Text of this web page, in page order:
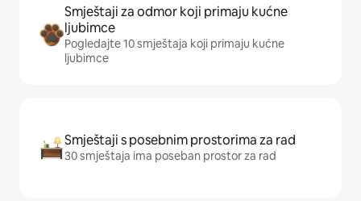
Smještaji za odmor koji primaju kućne
ljubimce
Pogledajte 10 smještaja koji primaju kućne
ljubimce
Smještaji s posebnim prostorima za rad
30 smještaja ima poseban prostor za rad